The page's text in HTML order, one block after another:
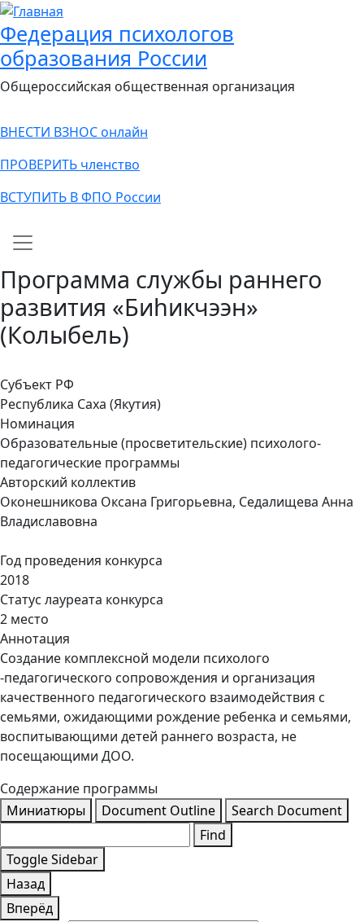
Федерация психологов
образования России
Общероссийская общественная организация
ВНЕСТИ ВЗНОС онлайн
ПРОВЕРИТЬ членство
ВСТУПИТЬ В ФПО России
Main navigation
Программа службы раннего
развития «Биһикчээн»
(Колыбель)
Субъект РФ
Республика Саха (Якутия)
Номинация
Образовательные (просветительские) психолого-
педагогические программы
Авторский коллектив
Оконешникова Оксана Григорьевна, Седалищева Анна
Владиславовна
Год проведения конкурса
2018
Статус лауреата конкурса
2 место
Аннотация
Создание комплексной модели психолого
-педагогического сопровождения и организация
качественного педагогического взаимодействия с
семьями, ожидающими рождение ребенка и семьями,
воспитывающими детей раннего возраста, не
посещающими ДОО.
Содержание программы
Миниатюры
Document Outline
Search Document
Find
Toggle Sidebar
Назад
Вперёд